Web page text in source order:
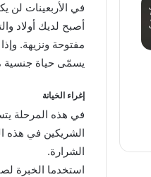
في الأربعينات لن
أصبح لديك أولاد
مفتوحة ونزيهة.
يسمّى حياة جنسية
إغراء الخيانة
في هذه المرحلة
الشريكين في هذه
الشرارة.
استخدما الخبرة